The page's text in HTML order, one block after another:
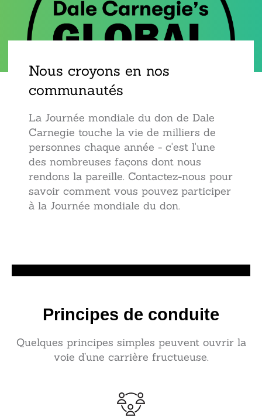
Nous croyons en nos
communautés
La Journée mondiale du don de Dale
Carnegie touche la vie de milliers de
personnes chaque année - c'est l'une
des nombreuses façons dont nous
rendons la pareille. Contactez-nous pour
savoir comment vous pouvez participer
à la Journée mondiale du don.
Principes de conduite
Quelques principes simples peuvent ouvrir la
voie d’une carrière fructueuse.